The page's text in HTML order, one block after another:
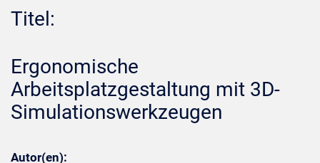
Titel:
Ergonomische
Arbeitsplatzgestaltung mit 3D-
Simulationswerkzeugen
Autor(en):